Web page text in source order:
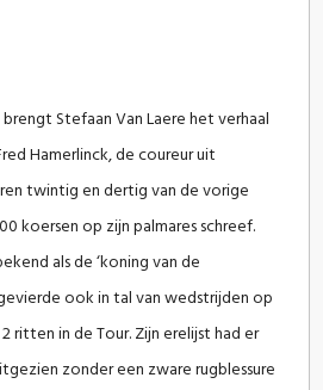
Stefaan Van Laere het verhaal
Hamerlinck, de coureur uit
twintig en dertig van de vorige
koersen op zijn palmares schreef.
als de ‘koning van de
ook in tal van wedstrijden op
ritten in de Tour. Zijn erelijst had er
zonder een zware rugblessure